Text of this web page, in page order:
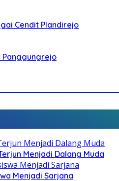
Cendit Plandirejo
Panggungrejo
Menjadi Dalang Muda
Menjadi Sarjana